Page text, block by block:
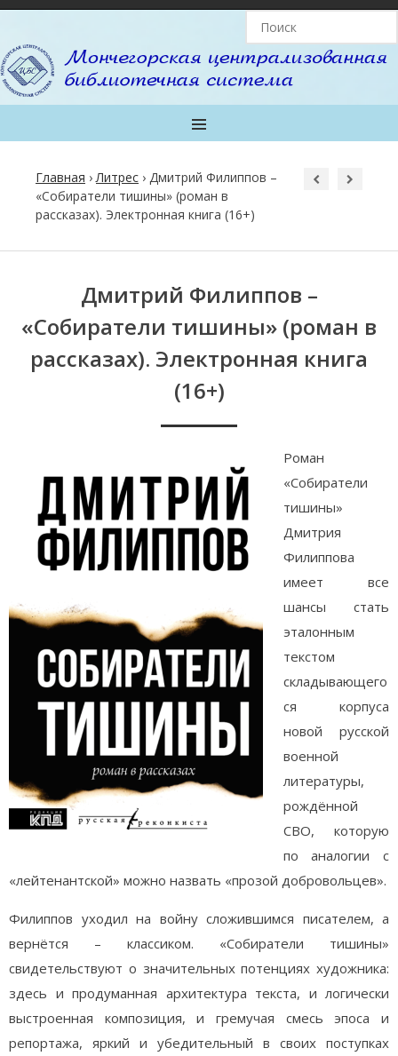
MENU
Главная › Литрес › Дмитрий Филиппов –
«Собиратели тишины» (роман в
рассказах). Электронная книга (16+)
Дмитрий Филиппов –
«Собиратели тишины» (роман в
рассказах). Электронная книга
(16+)
Роман
«Собиратели
тишины»
Дмитрия
Филиппова
имеет все
шансы стать
эталонным
текстом
складывающего
ся корпуса
новой русской
военной
литературы,
рождённой
СВО, которую
по аналогии с
«лейтенантской» можно назвать «прозой добровольцев».
Филиппов уходил на войну сложившимся писателем, а
вернётся – классиком. «Собиратели тишины»
свидетельствуют о значительных потенциях художника:
здесь и продуманная архитектура текста, и логически
выстроенная композиция, и гремучая смесь эпоса и
репортажа, яркий и убедительный в своих поступках